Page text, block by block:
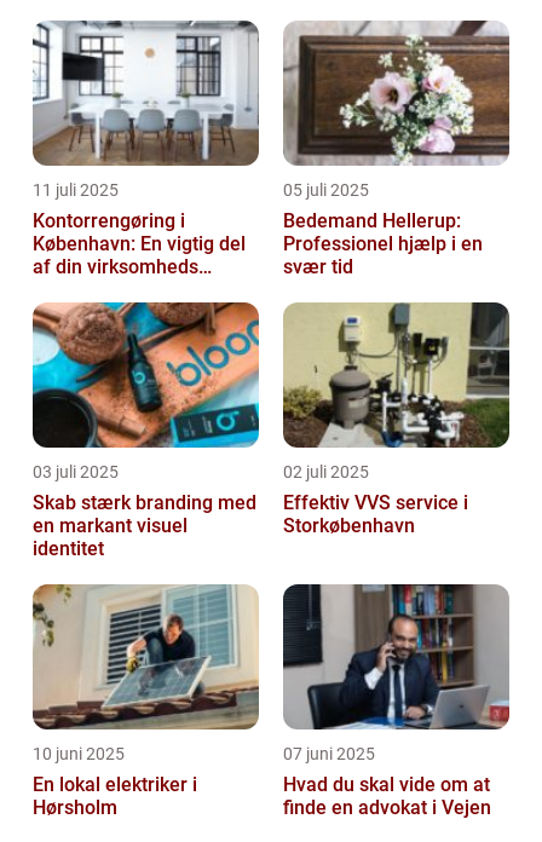
11 juli 2025
Kontorrengøring i
København: En vigtig del
af din virksomheds
05 juli 2025
Bedemand Hellerup:
Professionel hjælp i en
svær tid
03 juli 2025
Skab stærk branding med
en markant visuel
identitet
02 juli 2025
Effektiv VVS service i
Storkøbenhavn
10 juni 2025
En lokal elektriker i
Hørsholm
07 juni 2025
Hvad du skal vide om at
finde en advokat i Vejen